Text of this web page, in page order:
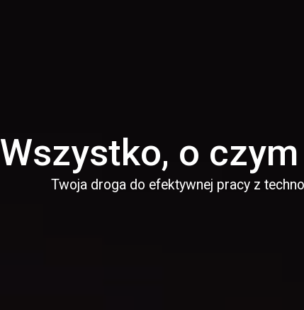
Wszystko, o
Twoja droga do efektywnej pracy z